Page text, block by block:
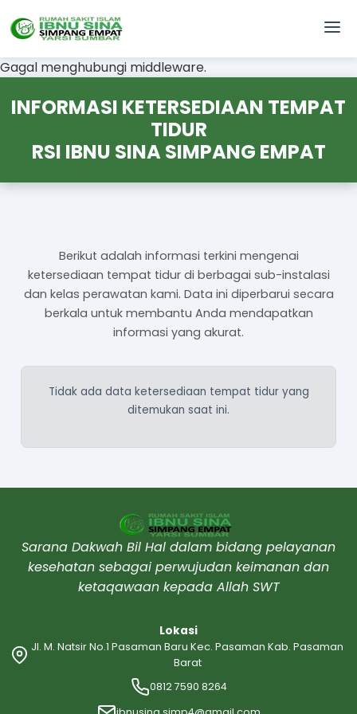
Gagal menghubungi middleware.
INFORMASI KETERSEDIAAN TEMPAT
TIDUR
RSI IBNU SINA SIMPANG EMPAT
Berikut adalah informasi terkini mengenai
ketersediaan tempat tidur di berbagai sub-instalasi
dan kelas perawatan kami. Data ini diperbarui secara
berkala untuk membantu Anda mendapatkan
informasi yang akurat.
Tidak ada data ketersediaan tempat tidur yang
ditemukan saat ini.
Sarana Dakwah Bil Hal dalam bidang pelayanan
kesehatan sebagai perwujudan keimanan dan
ketaqawaan kepada Allah SWT
Lokasi
Jl. M. Natsir No.1 Pasaman Baru Kec. Pasaman Kab. Pasaman
Barat
0812 7590 8264